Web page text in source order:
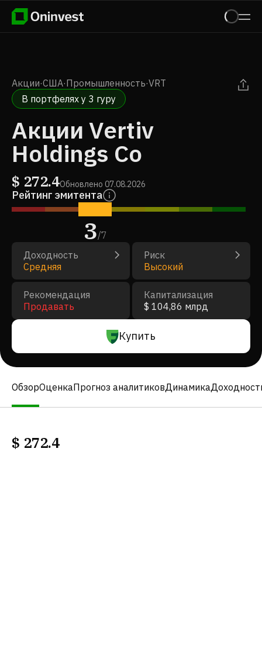
Акции·США·Промышленность·VRT
В портфелях у 3 гуру
Акции Vertiv
Holdings Co
$ 272.4Обновлено 07.08.2026
Рейтинг эмитента
3/7
Доходность
Средняя
Риск
Высокий
Рекомендация
Продавать
Капитализация
$ 104,86 млрд
Купить
ОбзорОценкаПрогноз аналитиковДинамика
$ 272.4